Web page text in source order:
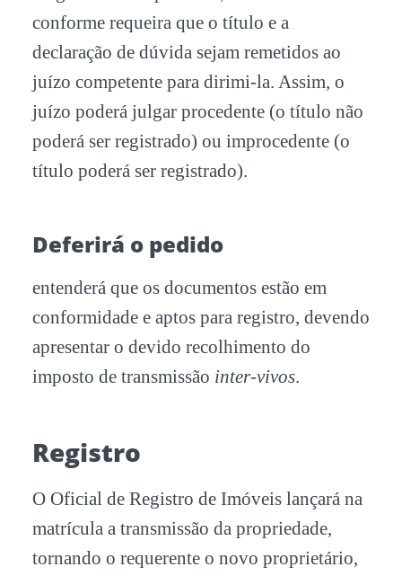
conforme requeira que o título e a
declaração de dúvida sejam remetidos ao
juízo competente para dirimi-la. Assim, o
juízo poderá julgar procedente (o título não
poderá ser registrado) ou improcedente (o
título poderá ser registrado).
Deferirá o pedido
entenderá que os documentos estão em
conformidade e aptos para registro, devendo
apresentar o devido recolhimento do
imposto de transmissão inter-vivos.
Registro
O Oficial de Registro de Imóveis lançará na
matrícula a transmissão da propriedade,
tornando o requerente o novo proprietário,